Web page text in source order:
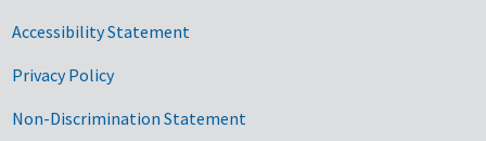
Accessibility Statement
Privacy Policy
Non-Discrimination Statement